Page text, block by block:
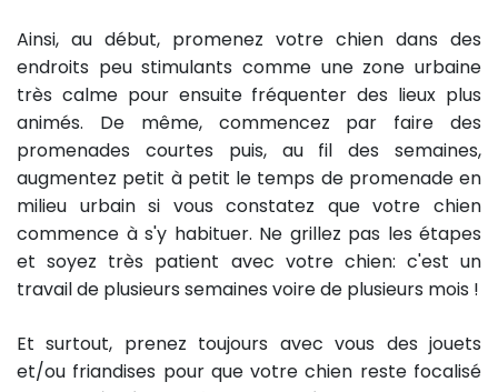
Ainsi, au début, promenez votre chien dans des
endroits peu stimulants comme une zone urbaine
très calme pour ensuite fréquenter des lieux plus
animés. De même, commencez par faire des
promenades courtes puis, au fil des semaines,
augmentez petit à petit le temps de promenade en
milieu urbain si vous constatez que votre chien
commence à s'y habituer. Ne grillez pas les étapes
et soyez très patient avec votre chien: c'est un
travail de plusieurs semaines voire de plusieurs mois !
Et surtout, prenez toujours avec vous des jouets
et/ou friandises pour que votre chien reste focalisé